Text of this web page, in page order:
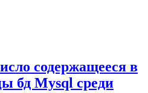
содержащееся в
бд Mysql среди